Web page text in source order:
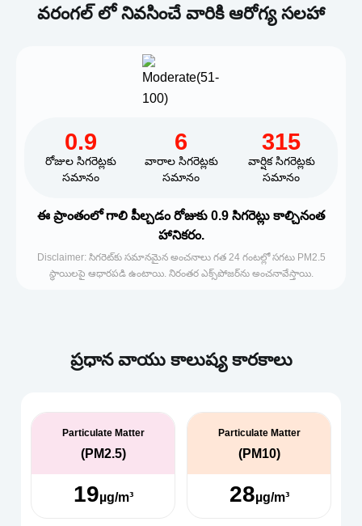
వరంగల్ లో నివసించే వారికి ఆరోగ్య సలహా
0.9
రోజుల సిగరెట్లకు
సమానం
6
వారాల సిగరెట్లకు
సమానం
315
వార్షిక సిగరెట్లకు
సమానం
ఈ ప్రాంతంలో గాలి పీల్చడం రోజుకు 0.9 సిగరెట్లు కాల్చినంత
హానికరం.
Disclaimer: సిగరెట్‌కు సమానమైన అంచనాలు గత 24 గంటల్లో సగటు PM2.5
స్థాయిలపై ఆధారపడి ఉంటాయి. నిరంతర ఎక్స్‌పోజర్‌ను అంచనావేస్తాయి.
ప్రధాన వాయు కాలుష్య కారకాలు
Particulate Matter
(PM2.5)
19µg/m³
Particulate Matter
(PM10)
28µg/m³